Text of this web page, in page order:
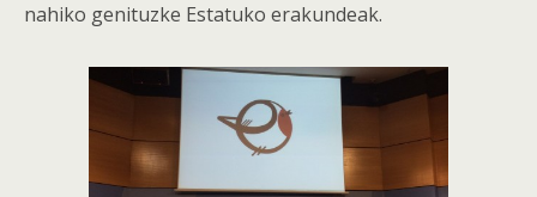
nahiko genituzke Estatuko erakundeak.